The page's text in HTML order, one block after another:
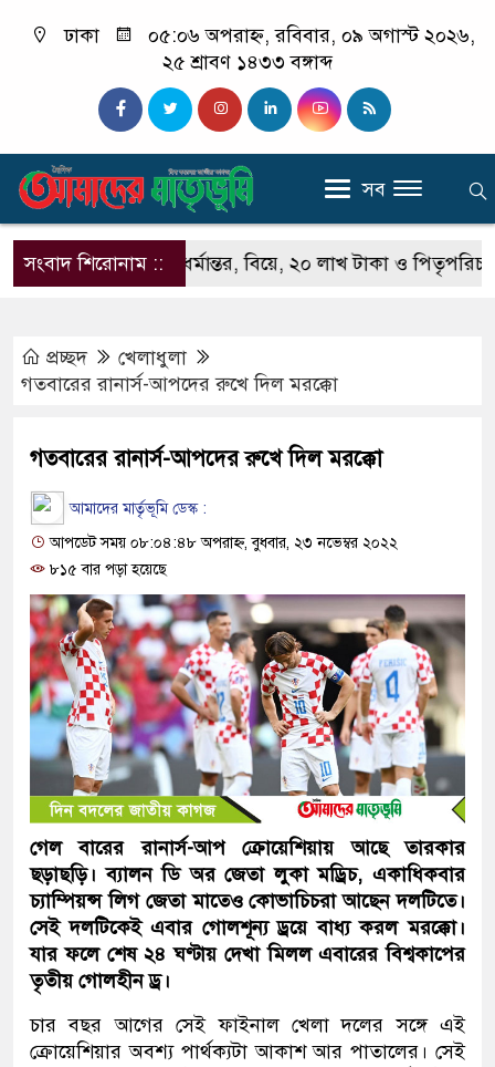
ঢাকা
০৫:০৬ অপরাহ্ন, রবিবার, ০৯ অগাস্ট ২০২৬,
২৫ শ্রাবণ ১৪৩৩ বঙ্গাব্দ
সব
সংবাদ শিরোনাম ::
সঞ্জিতের ধর্মান্তর, বিয়ে, ২০ লাখ টাকা ও পিতৃপরিচয়ের
প্রচ্ছদ
খেলাধুলা
গতবারের রানার্স-আপদের রুখে দিল মরক্কো
গতবারের রানার্স-আপদের রুখে দিল মরক্কো
আমাদের মার্তৃভূমি ডেস্ক :
আপডেট সময় ০৮:০৪:৪৮ অপরাহ্ন, বুধবার, ২৩ নভেম্বর ২০২২
৮১৫ বার পড়া হয়েছে
গেল বারের রানার্স-আপ ক্রোয়েশিয়ায় আছে তারকার
ছড়াছড়ি। ব্যালন ডি অর জেতা লুকা মড্রিচ, একাধিকবার
চ্যাম্পিয়ন্স লিগ জেতা মাতেও কোভাচিচরা আছেন দলটিতে।
সেই দলটিকেই এবার গোলশূন্য ড্রয়ে বাধ্য করল মরক্কো।
যার ফলে শেষ ২৪ ঘণ্টায় দেখা মিলল এবারের বিশ্বকাপের
তৃতীয় গোলহীন ড্র।
চার বছর আগের সেই ফাইনাল খেলা দলের সঙ্গে এই
ক্রোয়েশিয়ার অবশ্য পার্থক্যটা আকাশ আর পাতালের। সেই